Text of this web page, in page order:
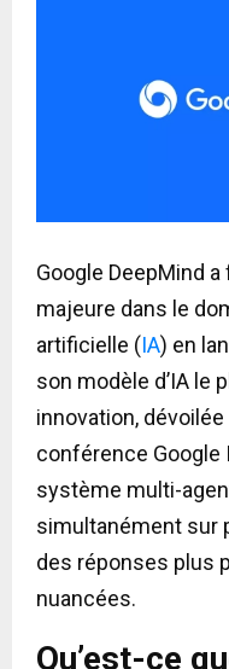
Google DeepMind
majeure dans le
artificielle (IA) en
son modèle d’IA le
innovation,
conférence Google
système multi-
simultanément sur
des réponses plus
nuancées.
Qu’est-ce